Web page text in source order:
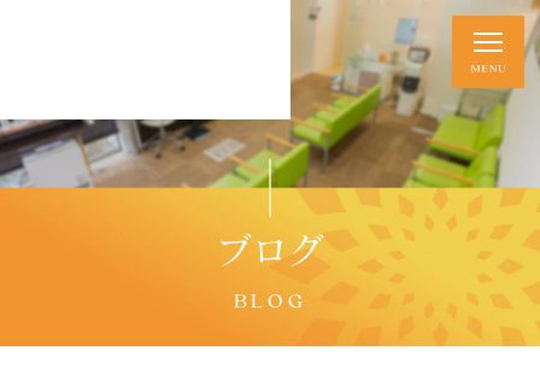
ブログ
BLOG